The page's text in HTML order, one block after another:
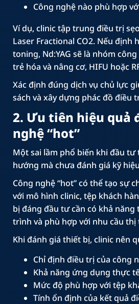
Công nghệ nào phù hợp
Ví dụ, clinic tập trung điều trị
Laser Fractional CO2. Nếu
toning, Nd:YAG sẽ là nhóm
trẻ hóa và nâng cơ, HIFU hoặc
Xác định đúng dịch vụ chủ lực
sách và xây dựng phác đồ điều
2. Ưu tiên hiệu quả
nghệ “hot”
Một sai lầm phổ biến khi đầu
hướng mà chưa đánh giá kỹ
Công nghệ “hot” có thể tạo sự
với mô hình clinic, tệp khách
bị đáng đầu tư cần có khả
trình và phù hợp với nhu cầu
Khi đánh giá thiết bị, clinic nên
Chỉ định điều trị của công
Khả năng ứng dụng thực
Mức độ phù hợp với tệp
Tính ổn định của kết quả